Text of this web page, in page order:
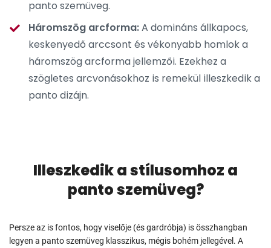
panto szemüveg.
Háromszög arcforma:A domináns állkapocs,
keskenyedő arccsont és vékonyabb homlok a
háromszög arcforma jellemzői. Ezekhez a
szögletes arcvonásokhoz is remekül illeszkedik a
panto dizájn.
Illeszkedik a stílusomhoz a
panto szemüveg?
Persze az is fontos, hogy viselője (és gardróbja) is összhangban
legyen a panto szemüveg klasszikus, mégis bohém jellegével. A